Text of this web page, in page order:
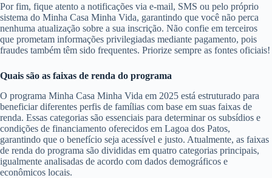
Por fim, fique atento a notificações via e-mail, SMS ou pelo próprio
sistema do Minha Casa Minha Vida, garantindo que você não perca
nenhuma atualização sobre a sua inscrição. Não confie em terceiros
que prometam informações privilegiadas mediante pagamento, pois
fraudes também têm sido frequentes. Priorize sempre as fontes oficiais!
Quais são as faixas de renda do programa
O programa Minha Casa Minha Vida em 2025 está estruturado para
beneficiar diferentes perfis de famílias com base em suas faixas de
renda. Essas categorias são essenciais para determinar os subsídios e
condições de financiamento oferecidos em Lagoa dos Patos,
garantindo que o benefício seja acessível e justo. Atualmente, as faixas
de renda do programa são divididas em quatro categorias principais,
igualmente analisadas de acordo com dados demográficos e
econômicos locais.